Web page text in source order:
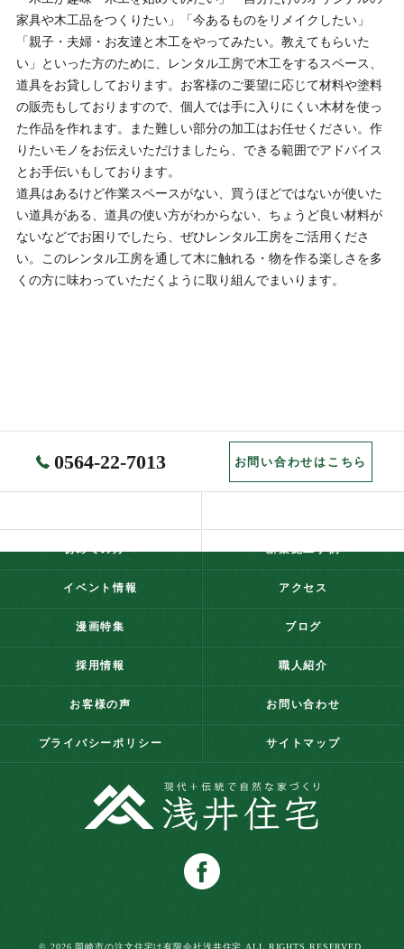
家具や木工品をつくりたい」「今あるものをリメイクしたい」
「親子・夫婦・お友達と木工をやってみたい。教えてもらいた
い」といった方のために、レンタル工房で木工をするスペース、
道具をお貸ししております。お客様のご要望に応じて材料や塗料
の販売もしておりますので、個人では手に入りにくい木材を使っ
た作品を作れます。また難しい部分の加工はお任せください。作
りたいモノをお伝えいただけましたら、できる範囲でアドバイス
とお手伝いもしております。
道具はあるけど作業スペースがない、買うほどではないが使いた
い道具がある、道具の使い方がわからない、ちょうど良い材料が
ないなどでお困りでしたら、ぜひレンタル工房をご活用くださ
い。このレンタル工房を通して木に触れる・物を作る楽しさを多
くの方に味わっていただくように取り組んでまいります。
0564-22-7013 お問い合わせはこちら
初めての方へ 新築施工事例
イベント情報 アクセス
漫画特集 ブログ
採用情報 職人紹介
お客様の声 お問い合わせ
プライバシーポリシー サイトマップ
© 2026 岡崎市の注文住宅は有限会社浅井住宅 ALL RIGHTS RESERVED.